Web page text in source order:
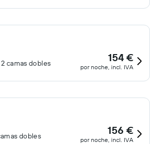
camas dobles 154 €
por noche, incl. IVA
dobles 156 €
por noche, incl. IVA